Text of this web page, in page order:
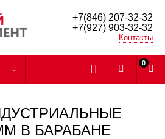
+7(846) 207-32-32
+7(927) 903-32-32
Контакты
0
В БАРАБАНЕ